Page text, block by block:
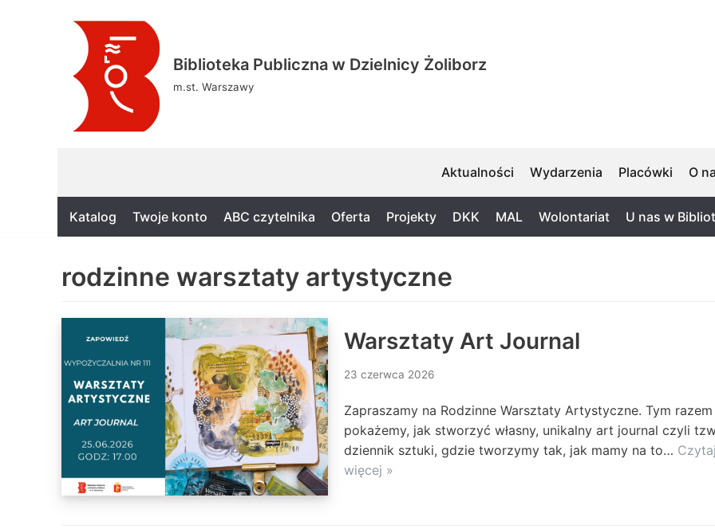
Biblioteka Publiczna w Dzielnicy Żoliborz
m.st. Warszawy
Aktualności Wydarzenia Placówki O
Katalog Twoje konto ABC czytelnika Oferta Projekty DKK MAL Wolontariat U nas w
rodzinne warsztaty artystyczne
Warsztaty Art Journal
23 czerwca 2026
Zapraszamy na Rodzinne Warsztaty Artystyczne. Tym razem
pokażemy, jak stworzyć własny, unikalny art journal czyli
dziennik sztuki, gdzie tworzymy tak, jak mamy na to…
więcej »